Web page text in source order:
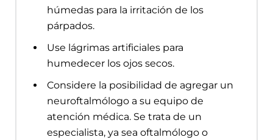
húmedas para la irritación de los
párpados.
Use lágrimas artificiales para
humedecer los ojos secos.
Considere la posibilidad de agregar un
neuroftalmólogo a su equipo de
atención médica. Se trata de un
especialista, ya sea oftalmólogo o